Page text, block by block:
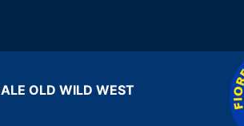
OLD WILD WEST